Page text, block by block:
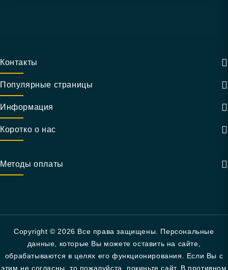
Контакты
Популярные страницы
Информация
Коротко о нас
Методы оплаты
Copyright © 2026 Все права защищены. Персональные
данные, которые Вы можете оставить на сайте,
обрабатываются в целях его функционирования. Если Вы с
этим не согласны, то пожалуйста, покиньте сайт. В противном